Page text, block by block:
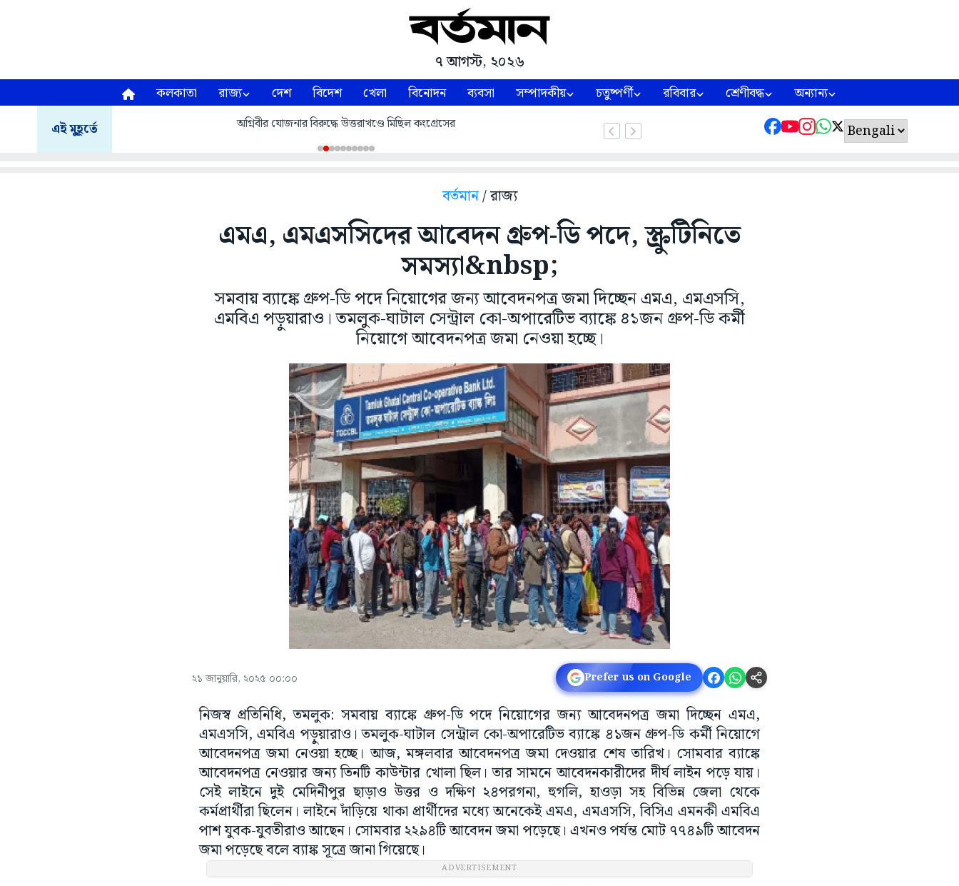
৭ আগস্ট, ২০২৬
কলকাতা রাজ্য দেশ বিদেশ খেলা বিনোদন ব্যবসা সম্পাদকীয় চতুষ্পর্ণী রবিবার শ্রেণীবদ্ধ অন্যান্য
এই মুহূর্তে অগ্নিবীর যোজনার বিরুদ্ধে উত্তরাখণ্ডে মিছিল কংগ্রেসের
বর্তমান/ রাজ্য
এমএ, এমএসসিদের আবেদন গ্রুপ-ডি পদে, স্ক্রুটিনিতে
সমস্যা&nbsp;
সমবায় ব্যাঙ্কে গ্রুপ-ডি পদে নিয়োগের জন্য আবেদনপত্র জমা দিচ্ছেন এমএ, এমএসসি,
এমবিএ পড়ুয়ারাও। তমলুক-ঘাটাল সেন্ট্রাল কো-অপারেটিভ ব্যাঙ্কে ৪১জন গ্রুপ-ডি কর্মী
নিয়োগে আবেদনপত্র জমা নেওয়া হচ্ছে।
২১ জানুয়ারি, ২০২৫ ০০:০০ Prefer us on Google
নিজস্ব প্রতিনিধি, তমলুক: সমবায় ব্যাঙ্কে গ্রুপ-ডি পদে নিয়োগের জন্য আবেদনপত্র জমা দিচ্ছেন এমএ,
এমএসসি, এমবিএ পড়ুয়ারাও। তমলুক-ঘাটাল সেন্ট্রাল কো-অপারেটিভ ব্যাঙ্কে ৪১জন গ্রুপ-ডি কর্মী নিয়োগে
আবেদনপত্র জমা নেওয়া হচ্ছে। আজ, মঙ্গলবার আবেদনপত্র জমা দেওয়ার শেষ তারিখ। সোমবার ব্যাঙ্কে
আবেদনপত্র নেওয়ার জন্য তিনটি কাউন্টার খোলা ছিল। তার সামনে আবেদনকারীদের দীর্ঘ লাইন পড়ে যায়।
সেই লাইনে দুই মেদিনীপুর ছাড়াও উত্তর ও দক্ষিণ ২৪পরগনা, হুগলি, হাওড়া সহ বিভিন্ন জেলা থেকে
কর্মপ্রার্থীরা ছিলেন। লাইনে দাঁড়িয়ে থাকা প্রার্থীদের মধ্যে অনেকেই এমএ, এমএসসি, বিসিএ এমনকী এমবিএ
পাশ যুবক-যুবতীরাও আছেন। সোমবার ২২৯৪টি আবেদন জমা পড়েছে। এখনও পর্যন্ত মোট ৭৭৪৯টি আবেদন
জমা পড়েছে বলে ব্যাঙ্ক সূত্রে জানা গিয়েছে।
ADVERTISEMENT